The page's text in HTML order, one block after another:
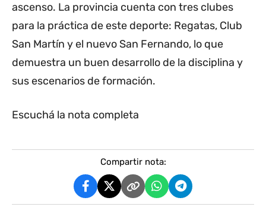
ascenso. La provincia cuenta con tres clubes
para la práctica de este deporte: Regatas, Club
San Martín y el nuevo San Fernando, lo que
demuestra un buen desarrollo de la disciplina y
sus escenarios de formación.
Escuchá la nota completa
Compartir nota: